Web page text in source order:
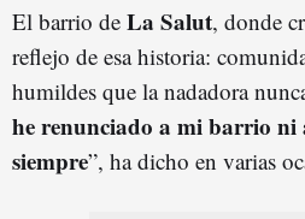
El barrio de La Salut, donde
reflejo de esa historia:
humildes que la nadadora
he renunciado a mi barrio ni
siempre”, ha dicho en varias